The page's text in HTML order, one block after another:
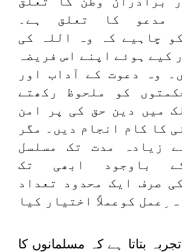
مدعو کا تعلق ہے۔
چاہیے کہ وہ اللہ کی
کیے ہوئے اپنے اس فریضہ
وہ دعوت کے آداب اور
کو ملحوظ رکھتے
میں دین حق کی پر امن
کا کام انجام دیں۔ مگر
زیادہ مدت تک مسلسل
باوجود ابھی تک
صرف ایک محدود تعداد
ِعمل کوعملاً اختیار کیا
بتاتا ہے کہ مسلمانوں کا